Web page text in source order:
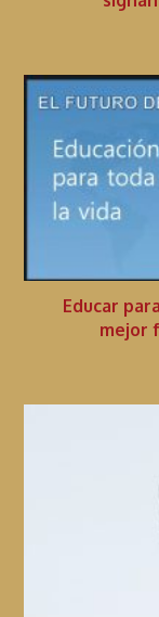
Educar
mejor